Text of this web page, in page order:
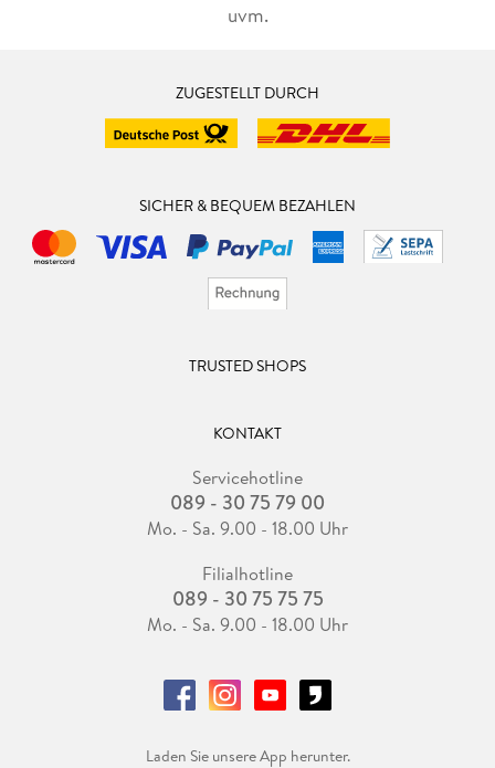
uvm.
ZUGESTELLT DURCH
SICHER & BEQUEM BEZAHLEN
TRUSTED SHOPS
KONTAKT
Servicehotline
089 - 30 75 79 00
Mo. - Sa. 9.00 - 18.00 Uhr
Filialhotline
089 - 30 75 75 75
Mo. - Sa. 9.00 - 18.00 Uhr
Laden Sie unsere App herunter.